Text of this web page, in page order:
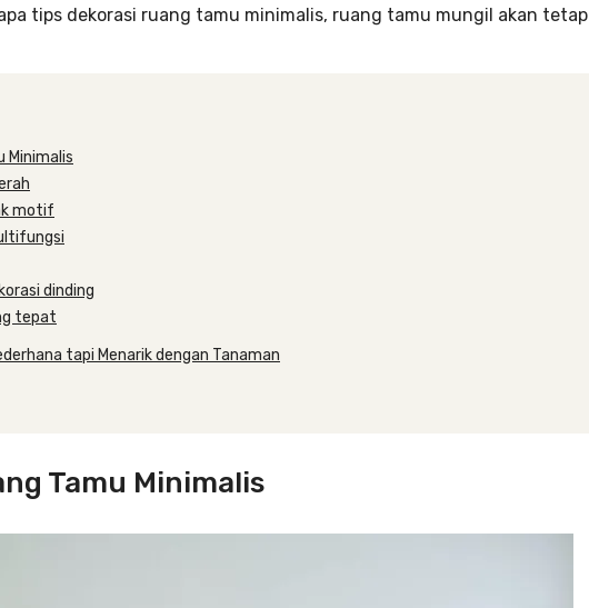
tips dekorasi ruang tamu minimalis, ruang tamu mungil akan tetap
Minimalis
motif
dinding
tepat
tapi Menarik dengan Tanaman
Tamu Minimalis